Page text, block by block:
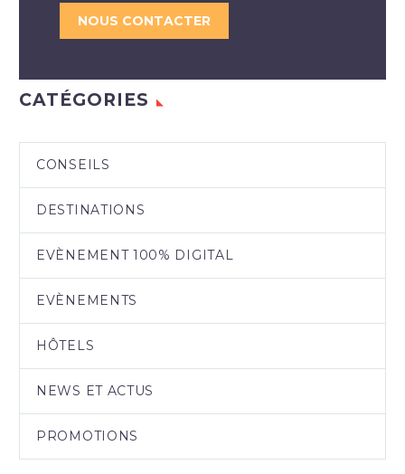
NOUS CONTACTER
CATÉGORIES
CONSEILS
DESTINATIONS
EVÈNEMENT 100% DIGITAL
EVÈNEMENTS
HÔTELS
NEWS ET ACTUS
PROMOTIONS